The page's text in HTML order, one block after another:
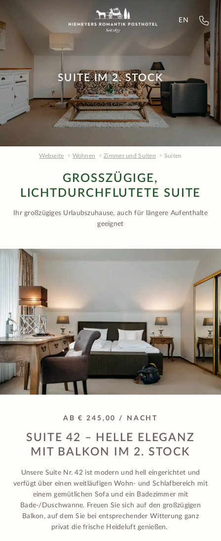
EN
SUITE IM 2. STOCK
Webseite Wohnen Zimmer und Suiten Suiten
GROSSZÜGIGE, L
ICHTDURCHFLUTETE SUITE
Ihr großzügiges Urlaubszuhause, auch für längere Aufenthalte
geeignet
SUITE 42 – HELLE ELEGANZ
MIT BALKON IM 2. STOCK
AB € 245,00 / NACHT
Unsere Suite Nr. 42 ist modern und hell eingerichtet und
verfügt über einen weitläufigen Wohn- und Schlafbereich mit
einem gemütlichen Sofa und ein Badezimmer mit
Bade-/Duschwanne. Freuen Sie sich auf den großzügigen
Balkon, auf dem Sie bei entsprechender Witterung ganz
privat die frische Heideluft genießen.